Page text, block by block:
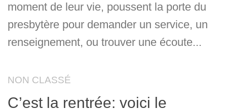
moment de leur vie, poussent la porte du
presbytère pour demander un service, un
renseignement, ou trouver une écoute...
NON CLASSÉ
C’est la rentrée: voici le